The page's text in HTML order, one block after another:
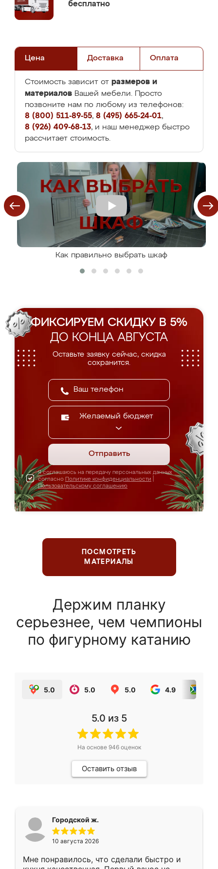
бесплатно
Цена Доставка Оплата
Стоимость зависит от размеров и
материалов Вашей мебели. Просто
позвоните нам по любому из телефонов:
8 (800) 511-89-55, 8 (495) 665-24-01,
8 (926) 409-68-13, и наш менеджер быстро
рассчитает стоимость.
Как правильно выбрать шкаф
ФИКСИРУЕМ СКИДКУ В 5%
ДО КОНЦА АВГУСТА
Оставьте заявку сейчас, скидка
сохранится.
Желаемый бюджет
Отправить
Я соглашаюсь на передачу персональных данных
согласно Политике конфиденциальности
Пользовательскому соглашению
ПОСМОТРЕТЬ
МАТЕРИАЛЫ
Держим планку
серьезнее, чем чемпионы
по фигурному катанию
5.0 5.0 5.0 4.9
5.0 из 5
На основе 946оценок
Оставить отзыв
Городской ж.
10 августа 2026
Мне понравилось, что сделали быстро и